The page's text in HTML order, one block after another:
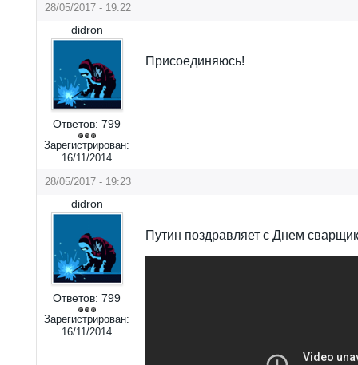
28/05/2017 - 19:22
didron
Ответов: 799
Зарегистрирован:
16/11/2014
Присоединяюсь!
28/05/2017 - 19:23
didron
Ответов: 799
Зарегистрирован:
16/11/2014
Путин поздравляет с Днем